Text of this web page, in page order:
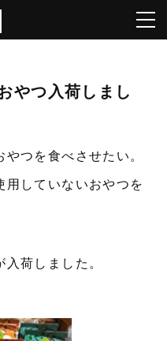
やつ入荷しまし
つを食べさせたい。
していないおやつを
荷しました。